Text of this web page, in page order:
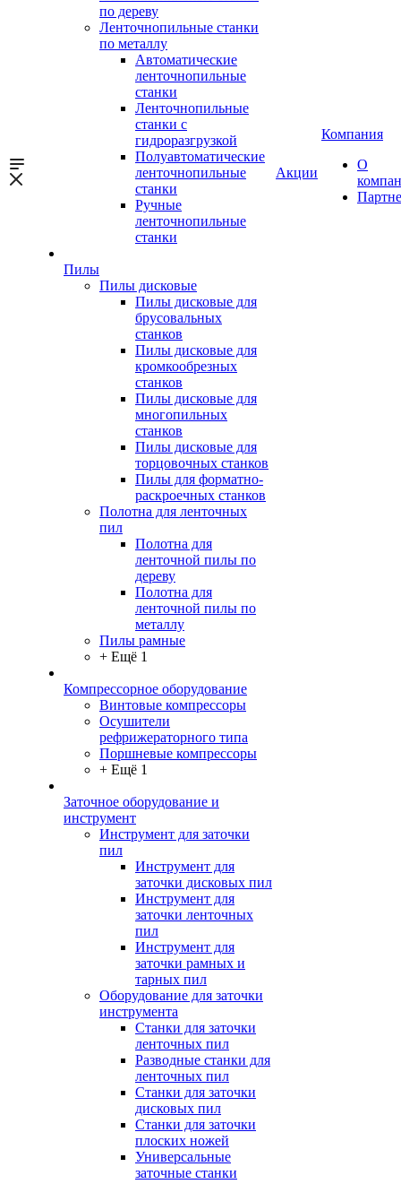
по дереву
Ленточнопильные станки
по металлу
Автоматические
ленточнопильные
станки
Ленточнопильные
станки с
гидроразгрузкой
Полуавтоматические
ленточнопильные
станки
Ручные
ленточнопильные
станки
Пилы
Пилы дисковые
Пилы дисковые для
брусовальных
станков
Пилы дисковые для
кромкообрезных
станков
Пилы дисковые для
многопильных
станков
Пилы дисковые для
торцовочных станков
Пилы для форматно-
раскроечных станков
Полотна для ленточных
пил
Полотна для
ленточной пилы по
дереву
Полотна для
ленточной пилы по
металлу
Пилы рамные
+ Ещё 1
Компрессорное оборудование
Винтовые компрессоры
Осушители
рефрижераторного типа
Поршневые компрессоры
+ Ещё 1
Заточное оборудование и
инструмент
Инструмент для заточки
пил
Инструмент для
заточки дисковых пил
Инструмент для
заточки ленточных
пил
Инструмент для
заточки рамных и
тарных пил
Оборудование для заточки
инструмента
Станки для заточки
ленточных пил
Разводные станки для
ленточных пил
Станки для заточки
дисковых пил
Станки для заточки
плоских ножей
Универсальные
заточные станки
Акции
Компания
О